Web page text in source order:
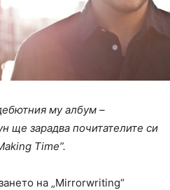
му албум –
ще зарадва почитателите си
Time”.
на „Mirrorwriting“